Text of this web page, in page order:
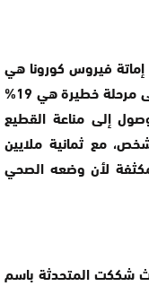
إماتة فيروس كورونا هي
2.3%، وإن نسبة من يتطور لديهم المرض إلى مرحلة خطيرة هي 19%
إلى مناعة القطيع
مع ثمانية ملايين
لأن وضعه الصحي
شككت المتحدثة باسم